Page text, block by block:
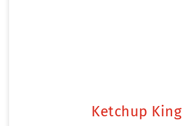
Ketchup King